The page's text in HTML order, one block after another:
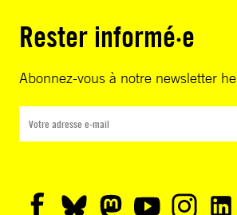
Rester informé·e
Abonnez-vous à notre newsletter